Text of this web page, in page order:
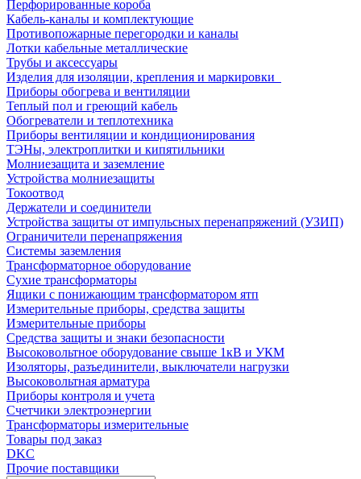
Перфорированные короба
Кабель-каналы и комплектующие
Противопожарные перегородки и каналы
Лотки кабельные металлические
Трубы и аксессуары
Изделия для изоляции, крепления и маркировки
Приборы обогрева и вентиляции
Теплый пол и греющий кабель
Обогреватели и теплотехника
Приборы вентиляции и кондиционирования
ТЭНы, электроплитки и кипятильники
Молниезащита и заземление
Устройства молниезащиты
Токоотвод
Держатели и соединители
Устройства защиты от импульсных перенапряжений (УЗИП)
Ограничители перенапряжения
Системы заземления
Трансформаторное оборудование
Сухие трансформаторы
Ящики с понижающим трансформатором ятп
Измерительные приборы, средства защиты
Измерительные приборы
Средства защиты и знаки безопасности
Высоковольтное оборудование свыше 1кВ и УКМ
Изоляторы, разъединители, выключатели нагрузки
Высоковольтная арматура
Приборы контроля и учета
Счетчики электроэнергии
Трансформаторы измерительные
Товары под заказ
DKC
Прочие поставщики